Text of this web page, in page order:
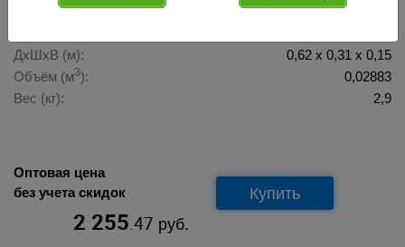
ДхШхВ (м):
0,62 х 0,31 х 0,15
Объём (м3):
0,02883
Вес (кг):
2,9
Оптовая цена
без учета скидок
2 255.47 руб.
Купить